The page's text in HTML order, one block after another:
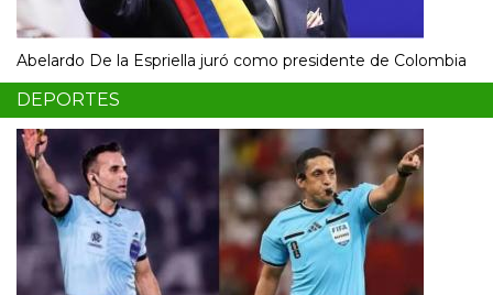
Abelardo De la Espriella juró como presidente de Colombia
DEPORTES